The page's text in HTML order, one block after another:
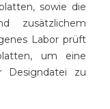
sowie die
zusätzlichem
Labor prüft
um eine
Designdatei zu